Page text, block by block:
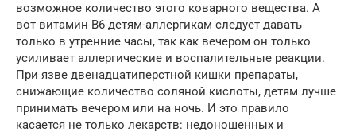
возможное количество этого коварного вещества. А
вот витамин В6 детям-аллергикам следует давать
только в утренние часы, так как вечером он только
усиливает аллергические и воспалительные реакции.
При язве двенадцатиперстной кишки препараты,
снижающие количество соляной кислоты, детям лучше
принимать вечером или на ночь. И это правило
касается не только лекарств: недоношенных и